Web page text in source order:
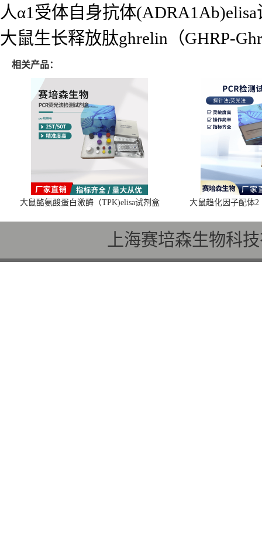
人α1受体自身抗体
大鼠生长释放肽ghrelin（GHRP-
相关产品：
大鼠酪氨酸蛋白激酶（TPK)elisa试剂盒 大鼠趋化因子配体2
上海赛培森生物科